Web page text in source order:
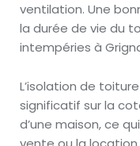
ventilation. Une
la durée de vie du
intempéries à
L’isolation de
significatif sur la
d’une maison, ce